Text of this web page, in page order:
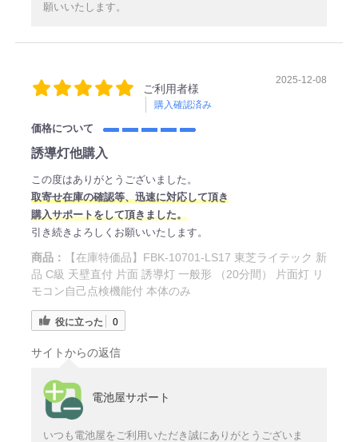
願いいたします。
ご利用者様
購入確認済み
2025-12-08
価格について
誘導灯他購入
この度はありがとうございました。
取寄せ在庫の確認等、迅速に対応して頂き
購入サポートをして頂きました。
引き続きよろしくお願いいたします。
商品：
【在庫特価品】FBK-10701-LS17 東芝ライテック 新
品 C級 天壁直付 片面 誘導灯 一般形 （20分間） 片面灯 リ
モコン自己点検機能付 本体のみ
役に立った 0
サイトからの返信
電池屋サポート
いつも電池屋をご利用いただき誠にありがとうございま